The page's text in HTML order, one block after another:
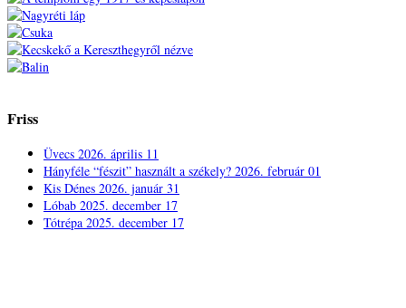
Friss
Üvecs 2026. április 11
Hányféle “fészit” használt a székely? 2026. február 01
Kis Dénes 2026. január 31
Lóbab 2025. december 17
Tótrépa 2025. december 17